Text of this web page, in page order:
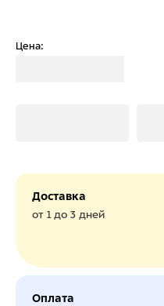
Цена:
Доставка
от 1 до 3 дней
Оплата